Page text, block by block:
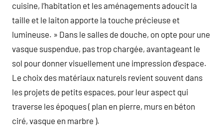
cuisine, l’habitation et les aménagements adoucit la
taille et le laiton apporte la touche précieuse et
lumineuse. » Dans le salles de douche, on opte pour une
vasque suspendue, pas trop chargée, avantageant le
sol pour donner visuellement une impression d’espace.
Le choix des matériaux naturels revient souvent dans
les projets de petits espaces, pour leur aspect qui
traverse les époques ( plan en pierre, murs en béton
ciré, vasque en marbre ).